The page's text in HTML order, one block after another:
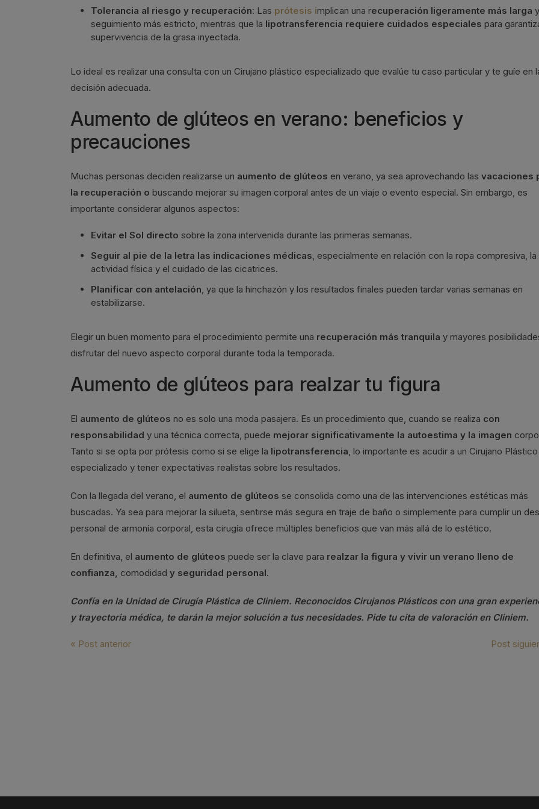
Tolerancia al riesgo y recuperación: Las prótesis implican una recuperación ligeramente más larga
seguimiento más estricto, mientras que la lipotransferencia requiere cuidados especiales para
supervivencia de la grasa inyectada.
Lo ideal es realizar una consulta con un Cirujano plástico especializado que evalúe tu caso particular y te guíe en
decisión adecuada.
Aumento de glúteos en verano: beneficios y
precauciones
Muchas personas deciden realizarse un aumento de glúteos en verano, ya sea aprovechando las vacaciones
la recuperación o buscando mejorar su imagen corporal antes de un viaje o evento especial. Sin embargo, es
importante considerar algunos aspectos:
Evitar el Sol directo sobre la zona intervenida durante las primeras semanas.
Seguir al pie de la letra las indicaciones médicas, especialmente en relación con la ropa compresiva, la
actividad física y el cuidado de las cicatrices.
Planificar con antelación, ya que la hinchazón y los resultados finales pueden tardar varias semanas en
estabilizarse.
Elegir un buen momento para el procedimiento permite una recuperación más tranquila y mayores
disfrutar del nuevo aspecto corporal durante toda la temporada.
Aumento de glúteos para realzar tu figura
El aumento de glúteos no es solo una moda pasajera. Es un procedimiento que, cuando se realiza con
responsabilidad y una técnica correcta, puede mejorar significativamente la autoestima y la imagen
Tanto si se opta por prótesis como si se elige la lipotransferencia, lo importante es acudir a un Cirujano Plástico
especializado y tener expectativas realistas sobre los resultados.
Con la llegada del verano, el aumento de glúteos se consolida como una de las intervenciones estéticas más
buscadas. Ya sea para mejorar la silueta, sentirse más segura en traje de baño o simplemente para cumplir un
personal de armonía corporal, esta cirugía ofrece múltiples beneficios que van más allá de lo estético.
En definitiva, el aumento de glúteos puede ser la clave para realzar la figura y vivir un verano lleno de
confianza, comodidad y seguridad personal.
Confía en la Unidad de Cirugía Plástica de Cliniem. Reconocidos Cirujanos Plásticos con una gran
y trayectoria médica, te darán la mejor solución a tus necesidades. Pide tu cita de valoración en Cliniem.
Navegación
« Post anterior Post